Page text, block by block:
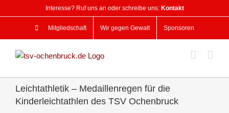
Inhalt
Interesse? Ruf uns an oder schreibe uns: Kontakt
Mitgliedschaft Wir gegen Gewalt Sponsoren
Leichtathletik – Medaillenregen für die
Kinderleichtathlen des TSV Ochenbruck